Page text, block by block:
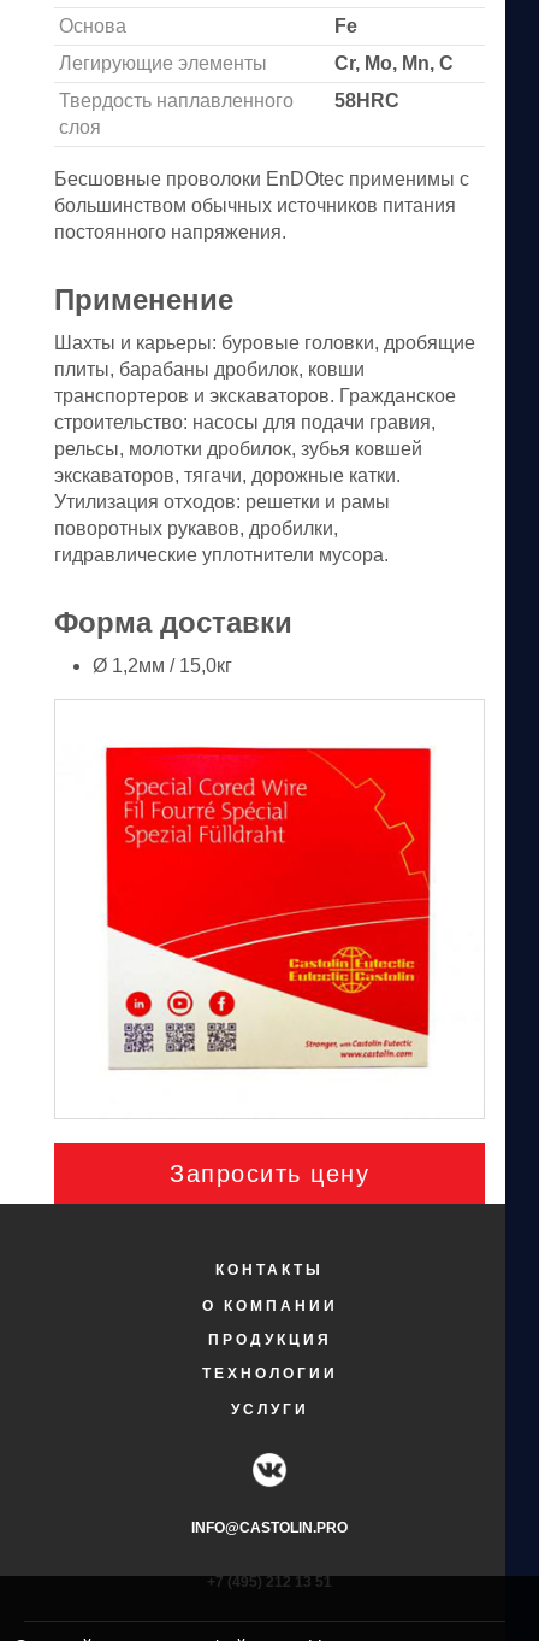
Основа
Fe
Легирующие элементы
Cr, Mo, Mn, C
Твердость наплавленного
слоя
58HRC
Бесшовные проволоки EnDOtec применимы с
большинством обычных источников питания
постоянного напряжения.
Применение
Шахты и карьеры: буровые головки, дробящие
плиты, барабаны дробилок, ковши
транспортеров и экскаваторов. Гражданское
строительство: насосы для подачи гравия,
рельсы, молотки дробилок, зубья ковшей
экскаваторов, тягачи, дорожные катки.
Утилизация отходов: решетки и рамы
поворотных рукавов, дробилки,
гидравлические уплотнители мусора.
Форма доставки
Ø 1,2мм / 15,0кг
Запросить цену
КОНТАКТЫ
О КОМПАНИИ
ПРОДУКЦИЯ
ТЕХНОЛОГИИ
УСЛУГИ
INFO@CASTOLIN.PRO
+7 (495) 212 13 51​